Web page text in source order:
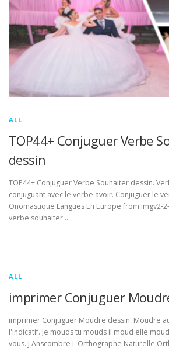
ALL
TOP44+ Conjuguer Verbe
dessin
TOP44+ Conjuguer Verbe Souhaiter dessin.
conjuguant avec le verbe avoir. Conjuguer le
Onomastique Langues En Europe from imgv2-
verbe souhaiter …
ALL
imprimer Conjuguer
imprimer Conjuguer Moudre dessin. Moudre
l'indicatif. Je mouds tu mouds il moud elle
vous. J Anscombre L Orthographe Naturelle